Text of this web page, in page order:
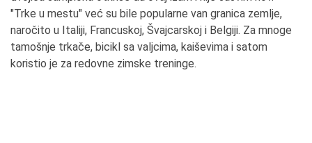
"Trke u mestu" već su bile popularne van granica zemlje,
naročito u Italiji, Francuskoj, Švajcarskoj i Belgiji. Za mnoge
tamošnje trkače, bicikl sa valjcima, kaiševima i satom
koristio je za redovne zimske treninge.